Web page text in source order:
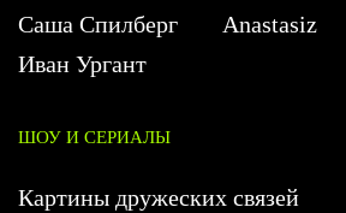
Саша Спилберг
Anastasiz
Иван Ургант
ШОУ И СЕРИАЛЫ
Картины дружеских связей